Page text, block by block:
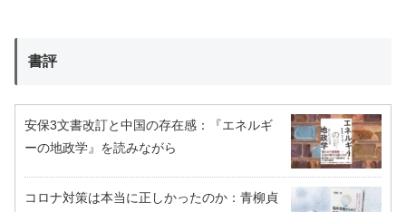
書評
安保3文書改訂と中国の存在感：『エネルギ
ーの地政学』を読みながら
コロナ対策は本当に正しかったのか：青柳貞